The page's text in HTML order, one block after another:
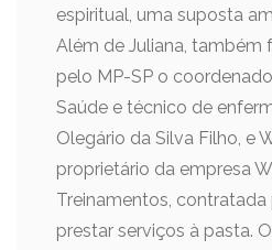
espiritual, uma suposta
Além de Juliana, também
pelo MP-SP o
Saúde e técnico de
Olegário da Silva Filho, e
proprietário da empresa
Treinamentos,
prestar serviços à pasta.